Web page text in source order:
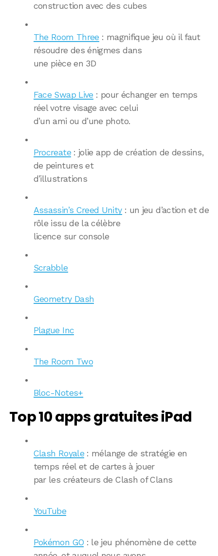
construction avec des cubes
The Room Three : magnifique jeu où il faut
résoudre des énigmes dans
une pièce en 3D
Face Swap Live : pour échanger en temps
réel votre visage avec celui
d’un ami ou d’une photo.
Procreate: jolie app de création de dessins,
de peintures et
d’illustrations
Assassin’s Creed Unity: un jeu d’action et de
rôle issu de la célèbre
licence sur console
Scrabble
Geometry Dash
Plague Inc
The Room Two
Bloc-Notes+
Top 10 apps gratuites iPad
Clash Royale: mélange de stratégie en
temps réel et de cartes à jouer
par les créateurs de Clash of Clans
YouTube
Pokémon GO : le jeu phénomène de cette